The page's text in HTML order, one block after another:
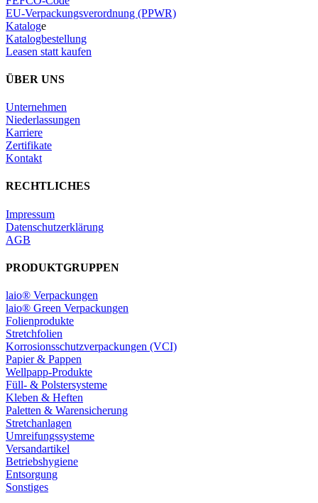
EU-Verpackungsverordnung (PPWR)
Kataloge
Katalogbestellung
Leasen statt kaufen
ÜBER UNS
Unternehmen
Niederlassungen
Karriere
Zertifikate
Kontakt
RECHTLICHES
Impressum
Datenschutzerklärung
AGB
PRODUKTGRUPPEN
laio® Verpackungen
laio® Green Verpackungen
Folienprodukte
Stretchfolien
Korrosionsschutzverpackungen (VCI)
Papier & Pappen
Wellpapp-Produkte
Füll- & Polstersysteme
Kleben & Heften
Paletten & Warensicherung
Stretchanlagen
Umreifungssysteme
Versandartikel
Betriebshygiene
Entsorgung
Sonstiges